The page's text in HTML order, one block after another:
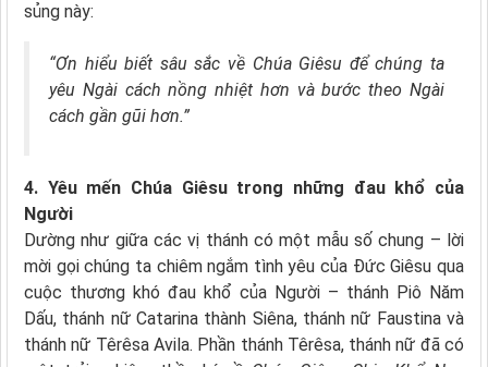
sủng này:
“Ơn hiểu biết sâu sắc về Chúa Giêsu để chúng ta
yêu Ngài cách nồng nhiệt hơn và bước theo Ngài
cách gần gũi hơn.”
4. Yêu mến Chúa Giêsu trong những đau khổ của
Người
Dường như giữa các vị thánh có một mẫu số chung – lời
mời gọi chúng ta chiêm ngắm tình yêu của Đức Giêsu qua
cuộc thương khó đau khổ của Người – thánh Piô Năm
Dấu, thánh nữ Catarina thành Siêna, thánh nữ Faustina và
thánh nữ Têrêsa Avila. Phần thánh Têrêsa, thánh nữ đã có